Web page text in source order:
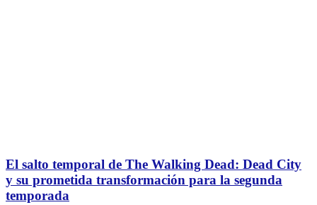
El salto temporal de The Walking Dead: Dead City
y su prometida transformación para la segunda
temporada